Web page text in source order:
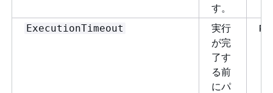
す。
ExecutionTimeout
実行
が完
了す
る前
にパ